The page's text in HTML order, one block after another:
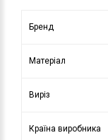
Бренд
Матеріал
Виріз
Країна виробника